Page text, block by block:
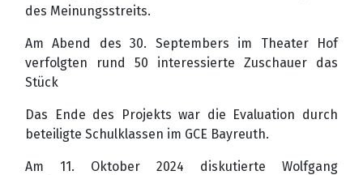
des Meinungsstreits.
Am Abend des 30. Septembers im Theater Hof
verfolgten rund 50 interessierte Zuschauer das
Stück
Das Ende des Projekts war die Evaluation durch
beteiligte Schulklassen im GCE Bayreuth.
Am 11. Oktober 2024 diskutierte Wolfgang